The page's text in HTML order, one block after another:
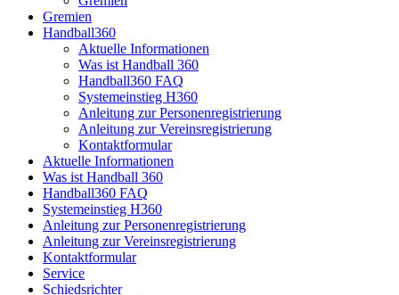
Gremien
Handball360
Aktuelle Informationen
Was ist Handball 360
Handball360 FAQ
Systemeinstieg H360
Anleitung zur Personenregistrierung
Anleitung zur Vereinsregistrierung
Kontaktformular
Aktuelle Informationen
Was ist Handball 360
Handball360 FAQ
Systemeinstieg H360
Anleitung zur Personenregistrierung
Anleitung zur Vereinsregistrierung
Kontaktformular
Service
Schiedsrichter